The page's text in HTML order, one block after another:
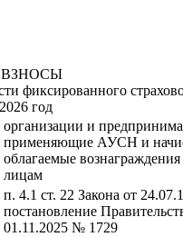
фиксированного
год
организации и
применяющие АУСН и
облагаемые
лицам
п. 4.1 ст. 22 Закона от
постановление
01.11.2025 № 1729